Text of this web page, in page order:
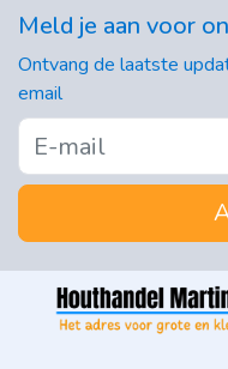
Meld je aan voor
Ontvang de laatste
email